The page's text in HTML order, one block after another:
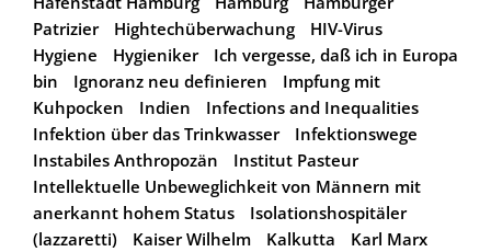
Patrizier
Hightechüberwachung
HIV-Virus
Hygiene
Hygieniker
Ich vergesse, daß ich in Europa
bin
Ignoranz neu definieren
Impfung mit
Kuhpocken
Indien
Infections and Inequalities
Infektion über das Trinkwasser
Infektionswege
Instabiles Anthropozän
Institut Pasteur
Intellektuelle Unbeweglichkeit von Männern mit
anerkannt hohem Status
Isolationshospitäler
(lazzaretti)
Kaiser Wilhelm Kalkutta
Karl Marx